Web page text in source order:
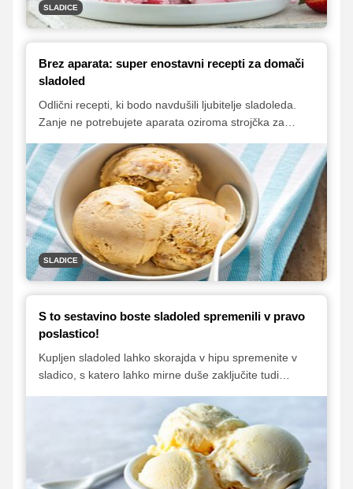
SLADICE
Brez aparata: super enostavni recepti za domači
sladoled
Odlični recepti, ki bodo navdušili ljubitelje sladoleda.
Zanje ne potrebujete aparata oziroma strojčka za
recept za okusen in zelo kremast sladoled brez jajc in
mlečnih izdelkov, ki ga boste pripravili čisto mimogrede
in vas bo v poletni vročini prijetno ohladil.
SLADICE
S to sestavino boste sladoled spremenili v pravo
poslastico!
Kupljen sladoled lahko skorajda v hipu spremenite v
sladico, s katero lahko mirne duše zaključite tudi
Ina Gartner, znana televizijska chefinja, za osnovo
izberite najljubši vanilijev sladoled in ga preprosto
samo prelijete z limončelom, sladici pa za piko na i
dodajte še kakšen piškot. Dobili boste osvežujočo
poletno poslastico, za njeno pripravo pa boste porabili